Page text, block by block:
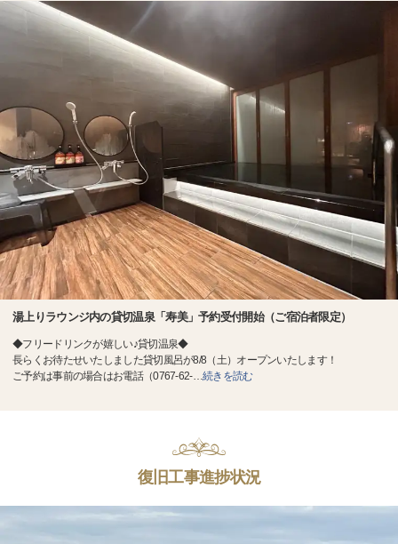
湯上りラウンジ内の貸切温泉「寿美」予約受付開始（ご宿泊者限定）
◆フリードリンクが嬉しい♪貸切温泉◆
長らくお待たせいたしました貸切風呂が8/8（土）オープンいたします！
ご予約は事前の場合はお電話（0767-62-…続きを読む
復旧工事進捗状況